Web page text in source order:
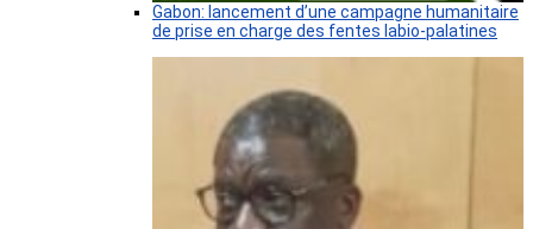
Gabon: lancement d’une campagne humanitaire
de prise en charge des fentes labio-palatines